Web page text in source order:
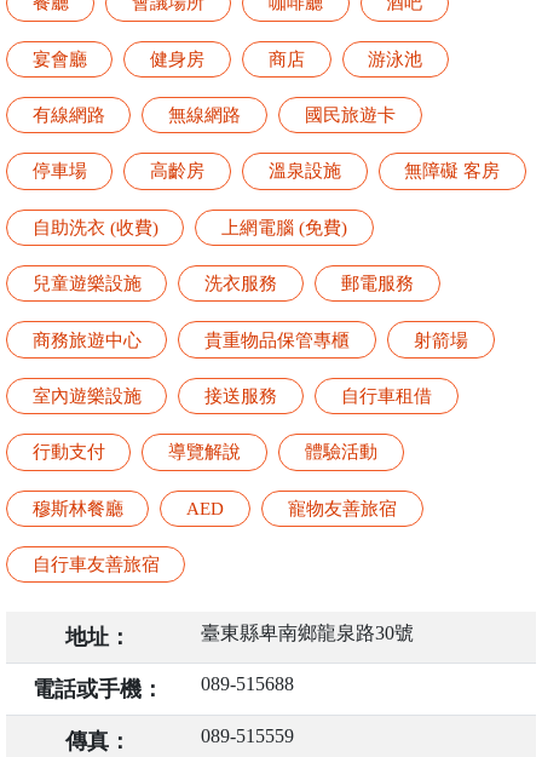
宴會廳 健身房 商店 游泳池
有線網路 無線網路 國民旅遊卡
停車場 高齡房 溫泉設施 無障礙 客房
自助洗衣 (收費) 上網電腦 (免費)
兒童遊樂設施 洗衣服務 郵電服務
商務旅遊中心 貴重物品保管專櫃 射箭場
室內遊樂設施 接送服務 自行車租借
行動支付 導覽解說 體驗活動
穆斯林餐廳 AED 寵物友善旅宿
自行車友善旅宿
地址： 臺東縣卑南鄉龍泉路30號
電話或手機： 089-515688
傳真： 089-515559